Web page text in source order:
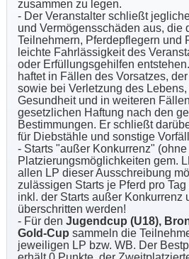
zusammen zu legen.
- Der Veranstalter schließt
und Vermögensschäden aus, die
Teilnehmern, Pferdepflegern und
leichte Fahrlässigkeit des
oder Erfüllungsgehilfen
haftet in Fällen des Vorsatzes,
sowie bei Verletzung des
Gesundheit und in weiteren
gesetzlichen Haftung nach den
Bestimmungen. Er schließt
für Diebstähle und sonstige
- Starts "außer Konkurrenz" (ohne
Platzierungsmöglichkeiten gem.
allen LP dieser Ausschreibung
zulässigen Starts je Pferd pro
inkl. der Starts außer Konkurrenz
überschritten werden!
- Für den Jugendcup (U18),
Gold-Cup sammeln die
jeweiligen LP bzw. WB. Der